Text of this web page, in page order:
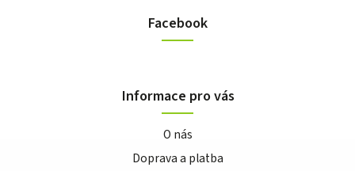
Facebook
Informace pro vás
O nás
Doprava a platba